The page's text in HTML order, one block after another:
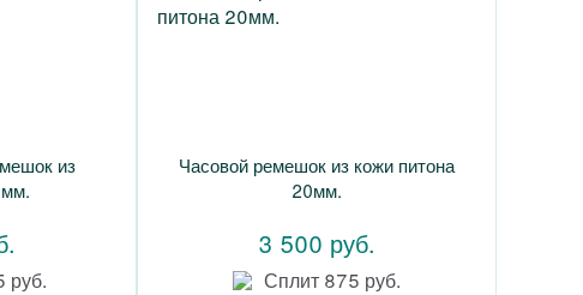
из
руб.
Часовой ремешок из кожи питона
20мм.
3 500 руб.
Сплит 875 руб.